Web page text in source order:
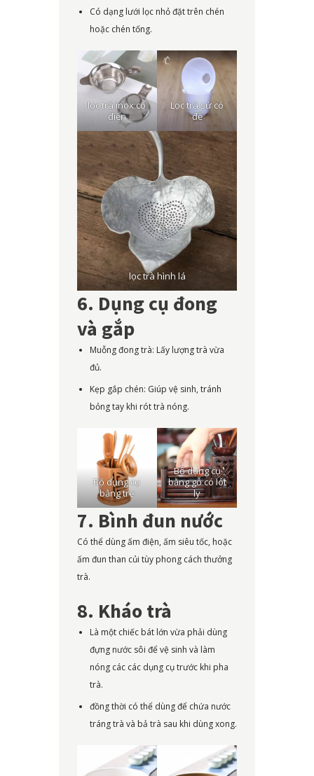
Có dạng lưới lọc nhỏ đặt trên chén
hoặc chén tống.
lọc trà inox cổ
điển
Lọc trà sứ có
đế
lọc trà hình lá
6. Dụng cụ đong
và gắp
Muỗng đong trà: Lấy lượng trà vừa
đủ.
Kẹp gắp chén: Giúp vệ sinh, tránh
bỏng tay khi rót trà nóng.
Bộ dụng cụ
bằng tre
Bộ dụng cụ
bằng gỗ có lót
ly
7. Bình đun nước
Có thể dùng ấm điện, ấm siêu tốc, hoặc
ấm đun than củi tùy phong cách thưởng
trà.
8. Kháo trà
Là một chiếc bát lớn vừa phải dùng
đựng nước sôi để vệ sinh và làm
nóng các các dụng cụ trước khi pha
trà.
đồng thời có thể dùng để chứa nước
tráng trà và bả trà sau khi dùng xong.